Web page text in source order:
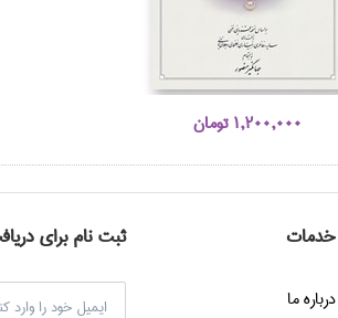
1,200,000 تومان
خدمات
درباره ما
ثبت نام برای